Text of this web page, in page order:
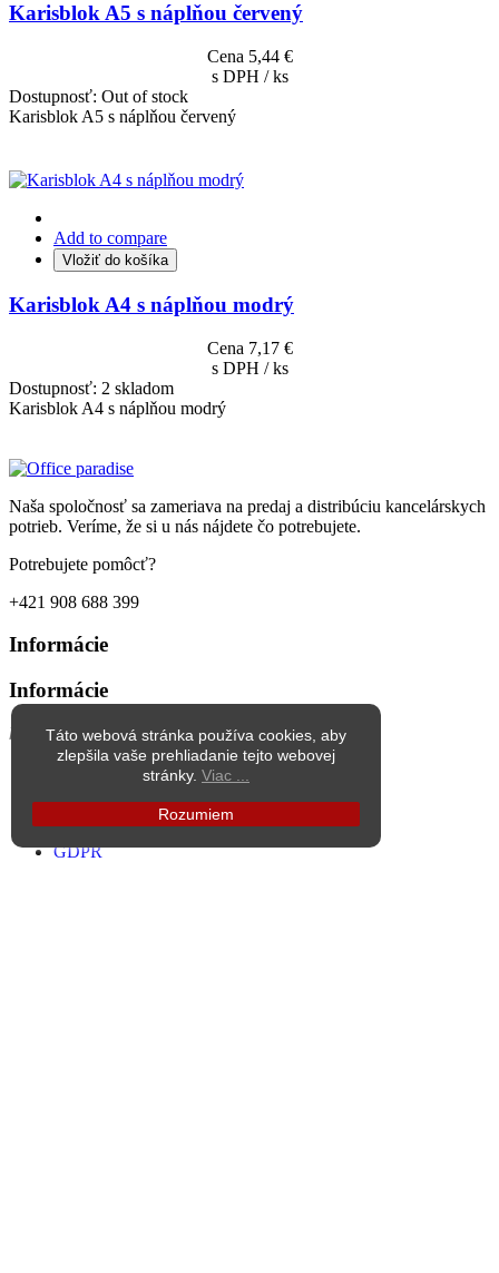
Karisblok A5 s náplňou červený
Cena 5,44 €
s DPH / ks
Dostupnosť: Out of stock
Karisblok A5 s náplňou červený
Add to compare
Vložiť do košíka
Karisblok A4 s náplňou modrý
Cena 7,17 €
s DPH / ks
Dostupnosť: 2 skladom
Karisblok A4 s náplňou modrý
Naša spoločnosť sa zameriava na predaj a distribúciu kancelárskych
potrieb. Veríme, že si u nás nájdete čo potrebujete.
Potrebujete pomôcť?
+421 908 688 399
Informácie
Informácie
keyboard_arrow_down keyboard_arrow_up
Obchodné podmienky
Dokumenty na stiahnutie
O nás
GDPR
Táto webová stránka používa cookies, aby
zlepšila vaše prehliadanie tejto webovej
stránky. Viac ...
Rozumiem